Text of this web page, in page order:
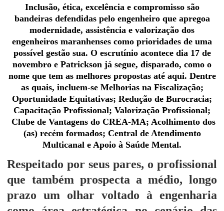
Inclusão, ética, excelência e compromisso são
bandeiras defendidas pelo engenheiro que apregoa
modernidade, assistência e valorização dos
engenheiros maranhenses como prioridades de uma
possível gestão sua. O escrutínio acontece dia 17 de
novembro e Patrickson já segue, disparado, como o
nome que tem as melhores propostas até aqui. Dentre
as quais, incluem-se Melhorias na Fiscalização;
Oportunidade Equitativas; Redução de Burocracia;
Capacitação Profissional; Valorização Profissional;
Clube de Vantagens do CREA-MA; Acolhimento dos
(as) recém formados; Central de Atendimento
Multicanal e Apoio à Saúde Mental.
Respeitado por seus pares, o profissional
que também prospecta a médio, longo
prazo um olhar voltado à engenharia